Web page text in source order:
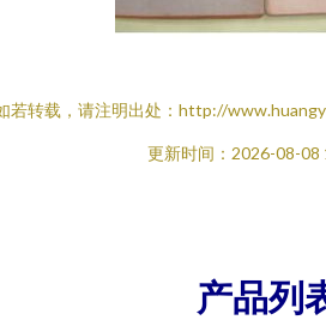
若转载，请注明出处：http://
更新时间：2026-08-08
产品列